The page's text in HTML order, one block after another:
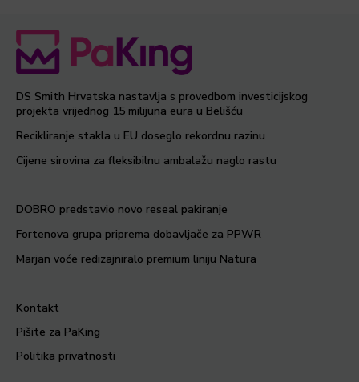
DS Smith Hrvatska nastavlja s provedbom investicijskog
projekta vrijednog 15 milijuna eura u Belišću
Recikliranje stakla u EU doseglo rekordnu razinu
Cijene sirovina za fleksibilnu ambalažu naglo rastu
DOBRO predstavio novo reseal pakiranje
Fortenova grupa priprema dobavljače za PPWR
Marjan voće redizajniralo premium liniju Natura
Kontakt
Pišite za PaKing
Politika privatnosti